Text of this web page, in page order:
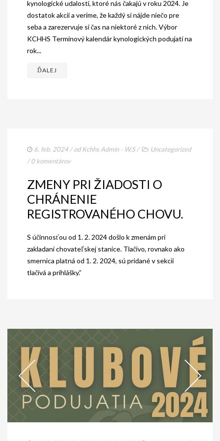
GALÉRIA
INZERCIA
kynologické udalosti, ktoré nás čakajú v roku 2024. Je
dostatok akcií a veríme, že každý si nájde niečo pre
seba a zarezervuje si čas na niektoré z nich. Výbor
KCHHS Termínový kalendár kynologických podujatí na
rok...
ĎALEJ
6. feb. 2024 / odKchhs Admin - W.S/
Uncategorized
/0 komentárov
ZMENY PRI ŽIADOSTI O
CHRÁNENIE
REGISTROVANÉHO CHOVU.
S účinnosťou od 1. 2. 2024 došlo k zmenám pri
zakladaní chovateľskej stanice. Tlačivo, rovnako ako
smernica platná od 1. 2. 2024, sú pridané v sekcii
tlačivá a prihlášky.”